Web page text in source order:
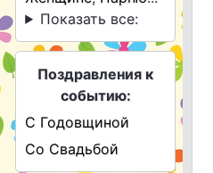
Показать все:
Поздравления к
событию:
С Годовщиной
Со Свадьбой